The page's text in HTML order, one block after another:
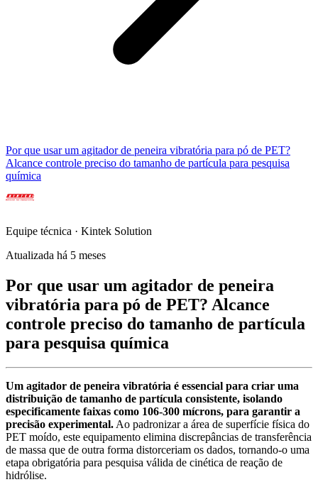
Por que usar um agitador de peneira vibratória para pó de PET?
Alcance controle preciso do tamanho de partícula para pesquisa
química
Equipe técnica · Kintek Solution
Atualizada há 5 meses
Por que usar um agitador de peneira
vibratória para pó de PET? Alcance
controle preciso do tamanho de partícula
para pesquisa química
Um agitador de peneira vibratória é essencial para criar uma
distribuição de tamanho de partícula consistente, isolando
especificamente faixas como 106-300 mícrons, para garantir a
precisão experimental. Ao padronizar a área de superfície física do
PET moído, este equipamento elimina discrepâncias de transferência
de massa que de outra forma distorceriam os dados, tornando-o uma
etapa obrigatória para pesquisa válida de cinética de reação de
hidrólise.